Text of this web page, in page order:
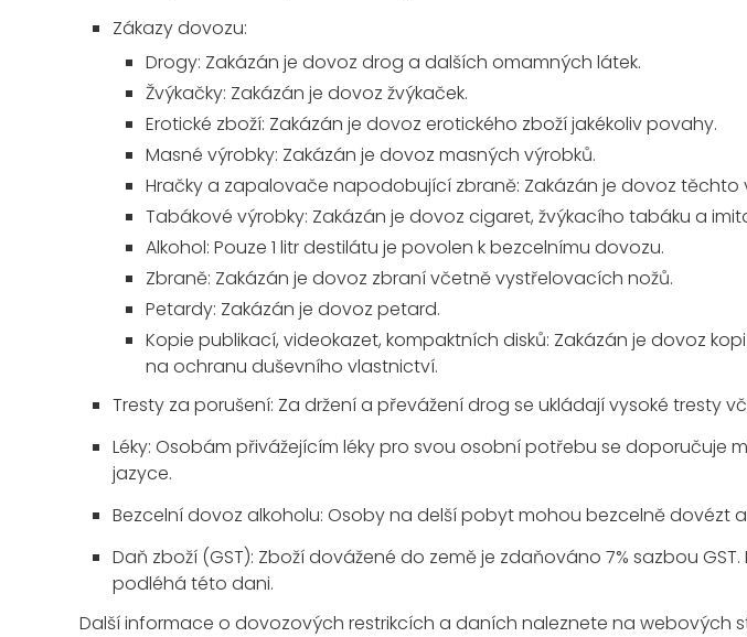
Zákazy dovozu:
Drogy: Zakázán je dovoz drog a dalších omamných látek.
Žvýkačky: Zakázán je dovoz žvýkaček.
Erotické zboží: Zakázán je dovoz erotického zboží jakékoliv povahy.
Masné výrobky: Zakázán je dovoz masných výrobků.
Hračky a zapalovače napodobující zbraně: Zakázán je dovoz těchto
Tabákové výrobky: Zakázán je dovoz cigaret, žvýkacího tabáku a
Alkohol: Pouze 1 litr destilátu je povolen k bezcelnímu dovozu.
Zbraně: Zakázán je dovoz zbraní včetně vystřelovacích nožů.
Petardy: Zakázán je dovoz petard.
Kopie publikací, videokazet, kompaktních disků: Zakázán je dovoz
na ochranu duševního vlastnictví.
Tresty za porušení: Za držení a převážení drog se ukládají vysoké tresty
Léky: Osobám přivážejícím léky pro svou osobní potřebu se doporučuje
jazyce.
Bezcelní dovoz alkoholu: Osoby na delší pobyt mohou bezcelně dovézt
Daň zboží (GST): Zboží dovážené do země je zdaňováno 7% sazbou
podléhá této dani.
Další informace o dovozových restrikcích a daních naleznete na webových